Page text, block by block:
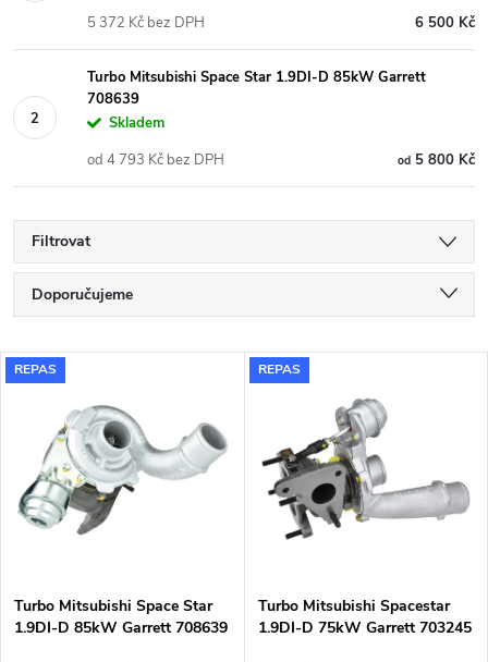
6 500 Kč
5 372 Kč bez DPH
Turbo Mitsubishi Space Star 1.9DI-D 85kW Garrett
708639
Skladem
od5 800 Kč
od 4 793 Kč bez DPH
Filtrovat
Ř
a
n
p
Doporučujeme
Nejdražší
Nejprodávanější
Abecedně
V
p
s
p
REPAS
Turbo Mitsubishi Space Star
1.9DI-D 85kW Garrett 708639
REPAS
Turbo Mitsubishi Spacestar
1.9DI-D 75kW Garrett 703245